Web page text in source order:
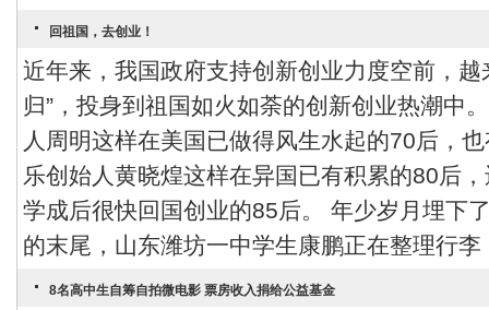
回祖国，去创业！
近年来，我国政府支持创新创业力度空前，
归”，投身到祖国如火如荼的创新创业热潮中
人周明这样在美国已做得风生水起的70后，
乐创始人黄晓煌这样在异国已有积累的80后
学成后很快回国创业的85后。 年少岁月埋下
的末尾，山东潍坊一中学生康鹏正在整理行
8名高中生自筹自拍微电影 票房收入捐给公益基金